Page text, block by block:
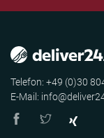
Telefon: +49 (0)30
E-Mail: